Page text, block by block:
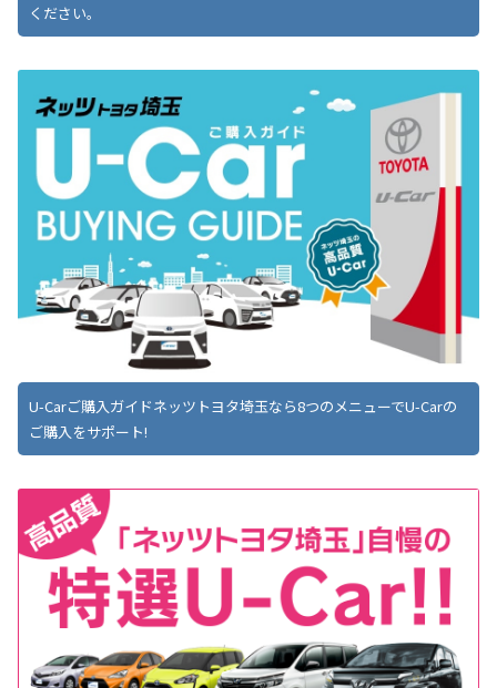
ください。
U-Carご購入ガイドネッツトヨタ埼玉なら8つのメニューでU-Carの
ご購入をサポート!